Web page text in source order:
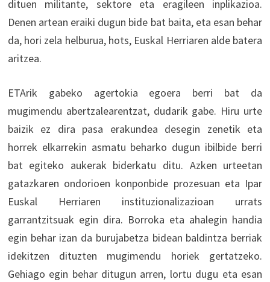
dituen militante, sektore eta eragileen inplikazioa.
Denen artean eraiki dugun bide bat baita, eta esan behar
da, hori zela helburua, hots, Euskal Herriaren alde batera
aritzea.
ETArik gabeko agertokia egoera berri bat da
mugimendu abertzalearentzat, dudarik gabe. Hiru urte
baizik ez dira pasa erakundea desegin zenetik eta
horrek elkarrekin asmatu beharko dugun ibilbide berri
bat egiteko aukerak biderkatu ditu. Azken urteetan
gatazkaren ondorioen konponbide prozesuan eta Ipar
Euskal Herriaren instituzionalizazioan urrats
garrantzitsuak egin dira. Borroka eta ahalegin handia
egin behar izan da burujabetza bidean baldintza berriak
idekitzen dituzten mugimendu horiek gertatzeko.
Gehiago egin behar ditugun arren, lortu dugu eta esan